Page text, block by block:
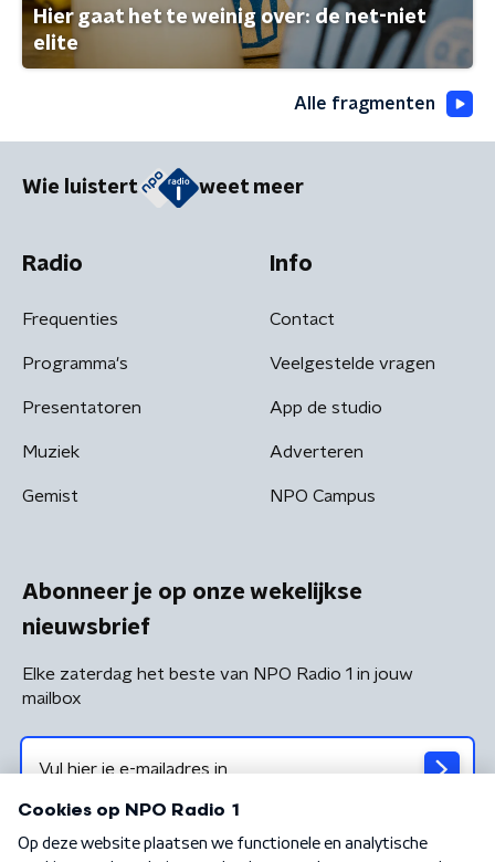
Hier gaat het te weinig over: de net-niet
elite
Alle fragmenten
Wie luistert weet meer
Radio
Frequenties
Programma's
Presentatoren
Muziek
Gemist
Info
Contact
Veelgestelde vragen
App de studio
Adverteren
NPO Campus
Abonneer je op onze wekelijkse
nieuwsbrief
Elke zaterdag het beste van NPO Radio 1 in jouw
mailbox